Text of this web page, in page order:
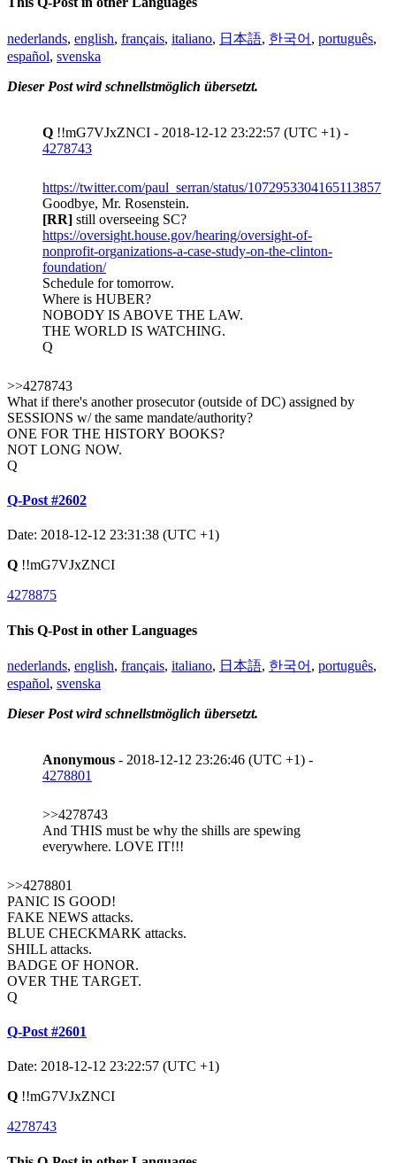
nederlands, english, français, italiano, 日本語, 한국어 , português,
español, svenska
Dieser Post wird schnellstmöglich übersetzt.
Q !!mG7VJxZNCI - 2018-12-12 23:22:57 (UTC +1) -
4278743
https://twitter.com/paul_serran/status/1072953304165113857
Goodbye, Mr. Rosenstein.
[RR] still overseeing SC?
https://oversight.house.gov/hearing/oversight-of-
nonprofit-organizations-a-case-study-on-the-clinton-
foundation/
Schedule for tomorrow.
Where is HUBER?
NOBODY IS ABOVE THE LAW.
THE WORLD IS WATCHING.
Q
>>4278743
What if there's another prosecutor (outside of DC) assigned by
SESSIONS w/ the same mandate/authority?
ONE FOR THE HISTORY BOOKS?
NOT LONG NOW.
Q
Q-Post #2602
Date: 2018-12-12 23:31:38 (UTC +1)
Q !!mG7VJxZNCI
4278875
This Q-Post in other Languages
nederlands, english, français, italiano, 日本語, 한국어 , português,
español, svenska
Dieser Post wird schnellstmöglich übersetzt.
Anonymous - 2018-12-12 23:26:46 (UTC +1) -
4278801
>>4278743
And THIS must be why the shills are spewing
everywhere. LOVE IT!!!
>>4278801
PANIC IS GOOD!
FAKE NEWS attacks.
BLUE CHECKMARK attacks.
SHILL attacks.
BADGE OF HONOR.
OVER THE TARGET.
Q
Q-Post #2601
Date: 2018-12-12 23:22:57 (UTC +1)
Q !!mG7VJxZNCI
4278743